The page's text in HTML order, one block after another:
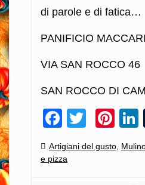
di parole e di fatica…
PANIFICIO
VIA SAN ROCCO 46
SAN ROCCO DI
Facebook
Twitter
Categories:
Artigiani del gusto,
e pizza